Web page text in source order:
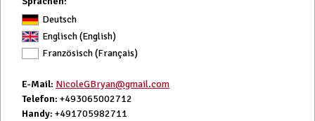
Deutsch
Englisch (English)
Französisch (Français)
E-Mail: NicoleGBryan@gmail.com
Telefon: +493065002712
Handy: +491705982711